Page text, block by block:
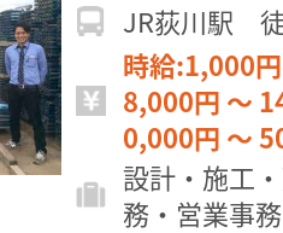
JR荻川駅
時給:1,000
8,000円 ～
0,000円 ～
設計・施工
務・営業事務